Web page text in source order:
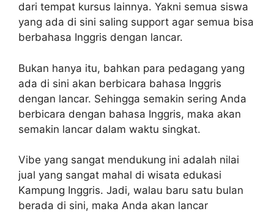
dari tempat kursus lainnya. Yakni semua siswa
yang ada di sini saling support agar semua bisa
berbahasa Inggris dengan lancar.
Bukan hanya itu, bahkan para pedagang yang
ada di sini akan berbicara bahasa Inggris
dengan lancar. Sehingga semakin sering Anda
berbicara dengan bahasa Inggris, maka akan
semakin lancar dalam waktu singkat.
Vibe yang sangat mendukung ini adalah nilai
jual yang sangat mahal di wisata edukasi
Kampung Inggris. Jadi, walau baru satu bulan
berada di sini, maka Anda akan lancar